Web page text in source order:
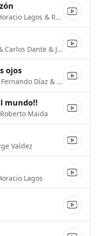
Edgardo Donato & Horacio Lagos & Romeo Gavioli
Alfredo De Angelis & Carlos Dante & Julio Martel
ojos
Francisco Lomuto & Fernando Díaz & Mercedes Simone
mundo!!
Maida
Valdez
Lagos